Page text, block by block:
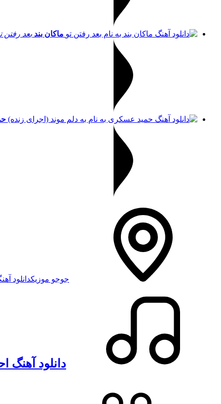
ماکان بند بعد رفتن
جوجو موزیکدانلود
دانلود آهنگ